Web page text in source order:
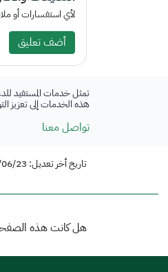
لأي استفسارات أو
أضف تعليق
تمثل خدمات المستفيد
هذه الخدمات إلى تعزيز
تواصل معنا
تاريخ أخر تعديل: 2025/06/23 4:21 م
هل كانت هذه